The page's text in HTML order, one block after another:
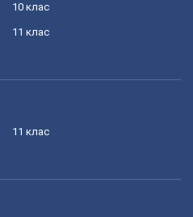
10 клас
11 клас
11 клас